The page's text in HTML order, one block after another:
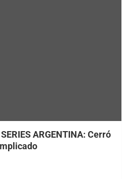
ARGENTINA: Cerró